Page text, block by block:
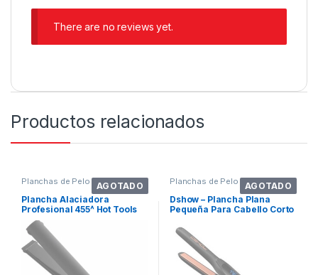
There are no reviews yet.
Productos relacionados
AGOTADO
Planchas de Pelo
Plancha Alaciadora
Profesional 455^ Hot Tools
Pro Artist
AGOTADO
Planchas de Pelo
Dshow – Plancha Plana
Pequeña Para Cabello Corto
Oscuro 110v/220v